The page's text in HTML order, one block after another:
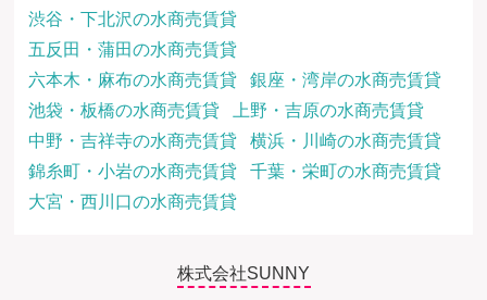
渋谷・下北沢の水商売賃貸
五反田・蒲田の水商売賃貸
六本木・麻布の水商売賃貸
銀座・湾岸の水商売賃貸
池袋・板橋の水商売賃貸
上野・吉原の水商売賃貸
中野・吉祥寺の水商売賃貸
横浜・川崎の水商売賃貸
錦糸町・小岩の水商売賃貸
千葉・栄町の水商売賃貸
大宮・西川口の水商売賃貸
株式会社SUNNY